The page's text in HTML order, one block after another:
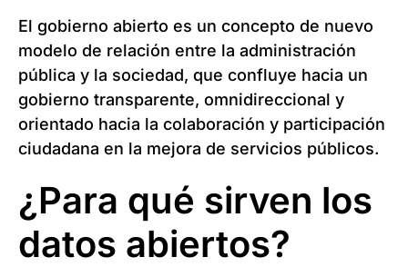
El gobierno abierto es un concepto de nuevo
modelo de relación entre la administración
pública y la sociedad, que confluye hacia un
gobierno transparente, omnidireccional y
orientado hacia la colaboración y participación
ciudadana en la mejora de servicios públicos.
¿Para qué sirven los
datos abiertos?